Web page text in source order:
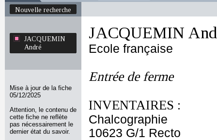
Nouvelle recherche
JACQUEMIN
André
Mise à jour de la fiche
05/12/2025
Attention, le contenu de
cette fiche ne reflète
pas nécessairement le
dernier état du savoir.
JACQUEMIN
Ecole française
Entrée de ferme
INVENTAIRES :
Chalcographie
10623 G/1 Recto